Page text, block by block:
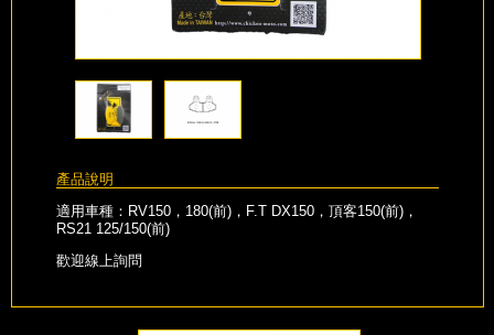
產品說明
適用車種：RV150，180(前)，F.T DX150，頂客150(前)，
RS21 125/150(前)
歡迎線上詢問